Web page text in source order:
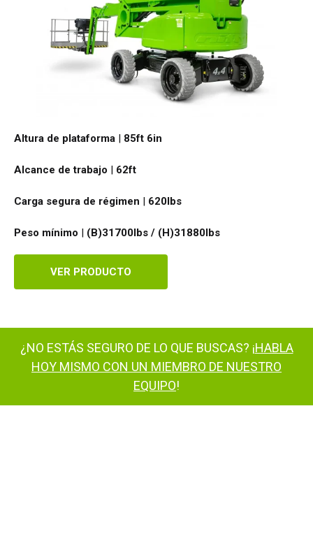
Altura de plataforma | 85ft 6in
Alcance de trabajo | 62ft
Carga segura de régimen | 620lbs
Peso mínimo | (B)31700lbs / (H)31880lbs
VER PRODUCTO
¿NO ESTÁS SEGURO DE LO QUE BUSCAS? ¡HABLA
HOY MISMO CON UN MIEMBRO DE NUESTRO
EQUIPO!